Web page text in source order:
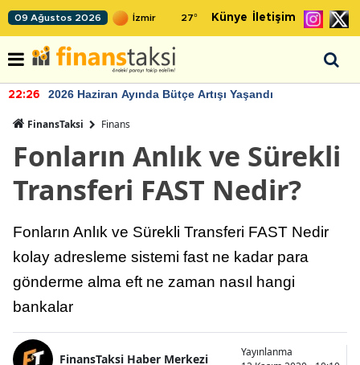
09 Ağustos 2026 27° Künye İletişim
22:26 2026 Haziran Ayında Bütçe Artışı Yaşandı
FinansTaksi Finans
Fonların Anlık ve Sürekli
Transferi FAST Nedir?
Fonların Anlık ve Sürekli Transferi FAST Nedir
kolay adresleme sistemi fast ne kadar para
gönderme alma eft ne zaman nasıl hangi
bankalar
FinansTaksi Haber Merkezi
Yayınlanma